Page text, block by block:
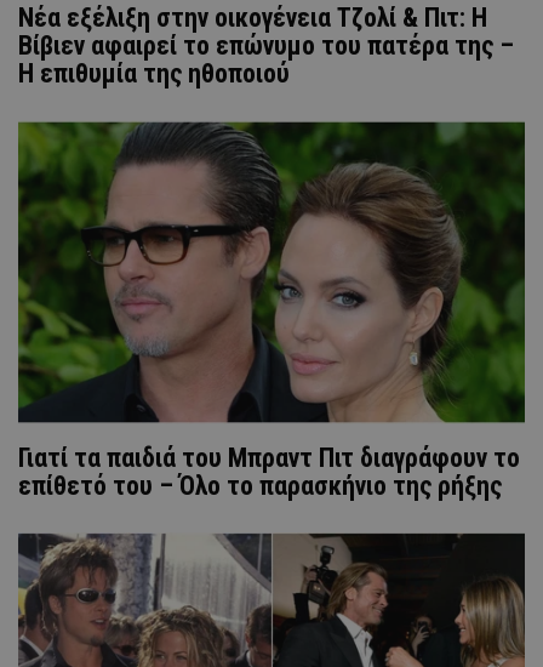
Νέα εξέλιξη στην οικογένεια Τζολί & Πιτ: H
Βίβιεν αφαιρεί το επώνυμο του πατέρα της –
Η επιθυμία της ηθοποιού
Γιατί τα παιδιά του Μπραντ Πιτ διαγράφουν το
επίθετό του – Όλο το παρασκήνιο της ρήξης